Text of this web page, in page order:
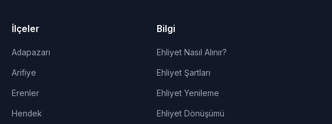
İlçeler
Adapazarı
Arifiye
Erenler
Hendek
Bilgi
Ehliyet Nasıl Alınır?
Ehliyet Şartları
Ehliyet Yenileme
Ehliyet Dönüşümü